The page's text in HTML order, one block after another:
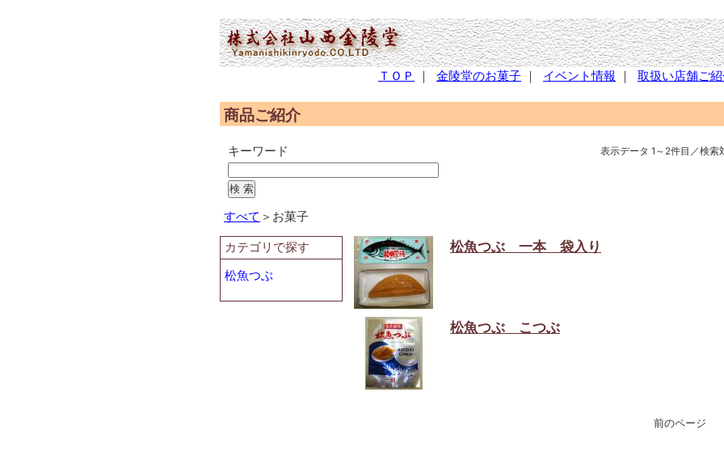
ＴＯＰ ｜ 金陵堂のお菓子 ｜ イベント情報 ｜ 取扱い店舗ご
商品ご紹介
キーワード 表示データ 1～2件目／検
すべて ＞お菓子
カテゴリで探す
松魚つぶ
松魚つぶ 一本 袋入り
松魚つぶ こつぶ
前のペー